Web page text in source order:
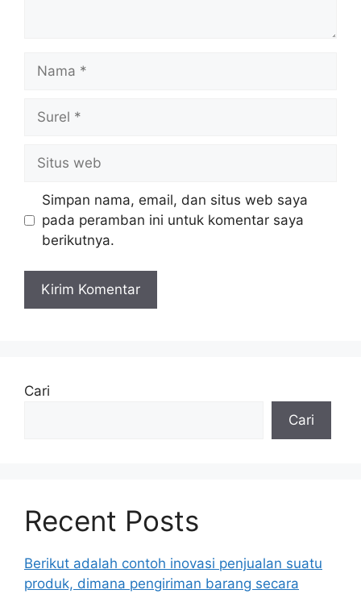
web
Simpan nama, email, dan situs web saya
pada peramban ini untuk komentar saya
berikutnya.
Cari
Cari
Recent Posts
Berikut adalah contoh inovasi penjualan suatu
produk, dimana pengiriman barang secara